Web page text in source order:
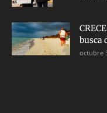
busca
octubre